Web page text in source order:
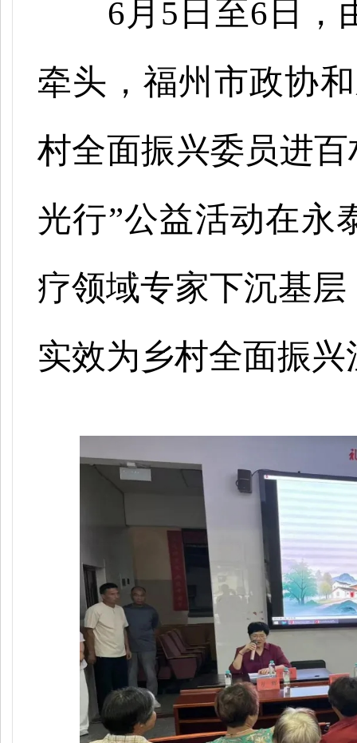
6月5日至6日，
牵头，福州市政协
村全面振兴委员进
光行”公益活动在永
疗领域专家下沉基
实效为乡村全面振